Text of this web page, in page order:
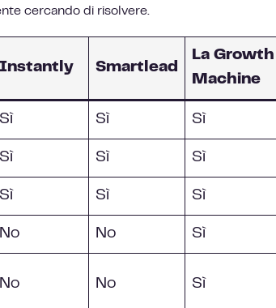
cercando di risolvere.
Instantly Smartlead
La Growth
Machine
Sì Sì Sì
Sì Sì Sì
Sì Sì Sì
No No Sì
No No Sì